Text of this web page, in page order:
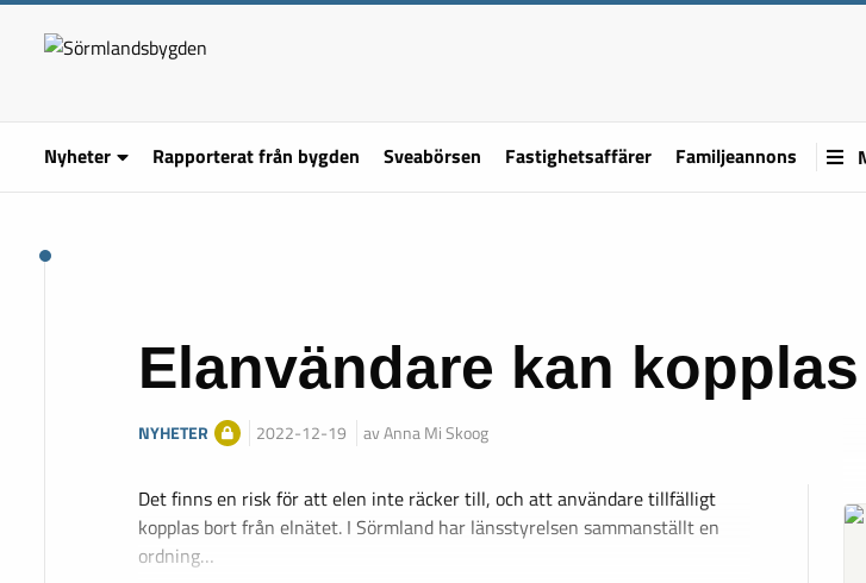
Nyheter Rapporterat från bygden Sveabörsen Fastighetsaffärer Familjeannons
Elanvändare kan
NYHETER 2022-12-19 av Anna Mi Skoog
Det finns en risk för att elen inte räcker till, och att användare tillfälligt
kopplas bort från elnätet. I Sörmland har länsstyrelsen sammanställt en
ordning…